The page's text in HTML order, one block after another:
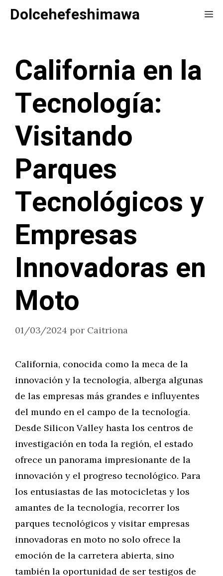
SaltarDolcehefeshimawa
California en la
Tecnología:
Visitando
Parques
Tecnológicos y
Empresas
Innovadoras en
Moto
01/03/2024 por Caitriona
California, conocida como la meca de la
innovación y la tecnología, alberga algunas
de las empresas más grandes e influyentes
del mundo en el campo de la tecnología.
Desde Silicon Valley hasta los centros de
investigación en toda la región, el estado
ofrece un panorama impresionante de la
innovación y el progreso tecnológico. Para
los entusiastas de las motocicletas y los
amantes de la tecnología, recorrer los
parques tecnológicos y visitar empresas
innovadoras en moto no solo ofrece la
emoción de la carretera abierta, sino
también la oportunidad de ser testigos de